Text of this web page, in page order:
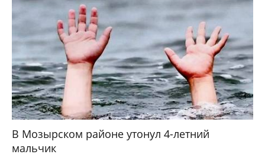
В Мозырском районе утонул 4-летний
мальчик